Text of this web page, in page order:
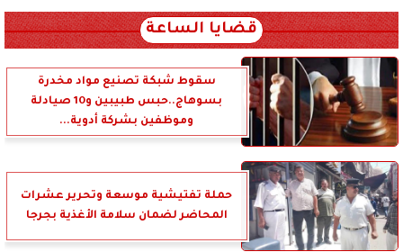
قضايا الساعة
سقوط شبكة تصنيع مواد مخدرة
بسوهاج..حبس طبيبين و10 صيادلة
وموظفين بشركة أدوية...
حملة تفتيشية موسعة وتحرير عشرات
المحاضر لضمان سلامة الأغذية بجرجا